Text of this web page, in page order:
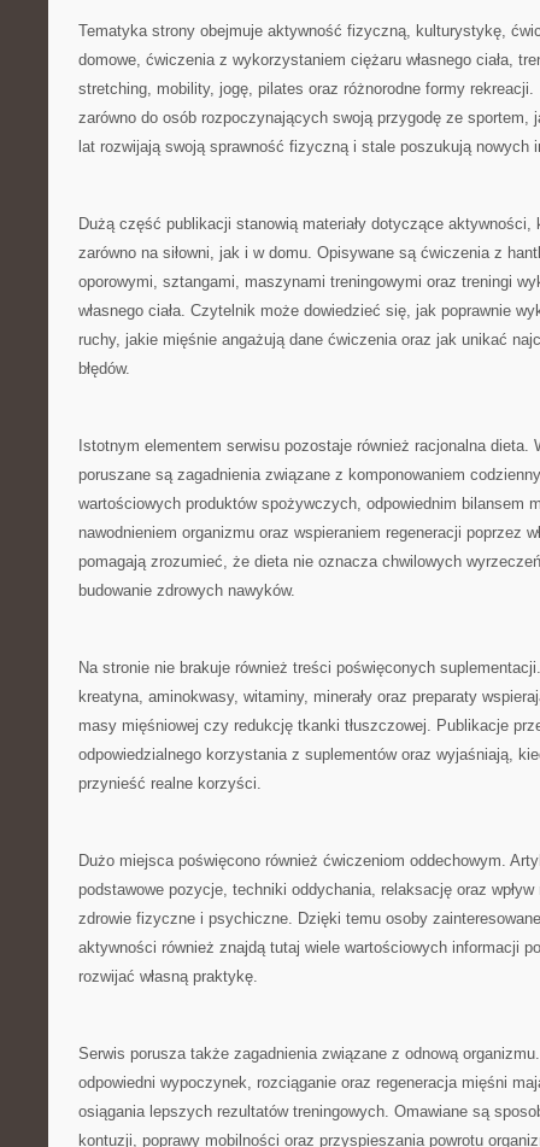
Tematyka strony obejmuje aktywność fizyczną, kulturystykę,
domowe, ćwiczenia z wykorzystaniem ciężaru własnego ciała,
stretching, mobility, jogę, pilates oraz różnorodne formy
zarówno do osób rozpoczynających swoją przygodę ze sportem,
lat rozwijają swoją sprawność fizyczną i stale poszukują nowych
Dużą część publikacji stanowią materiały dotyczące aktywności,
zarówno na siłowni, jak i w domu. Opisywane są ćwiczenia z
oporowymi, sztangami, maszynami treningowymi oraz treningi
własnego ciała. Czytelnik może dowiedzieć się, jak poprawnie
ruchy, jakie mięśnie angażują dane ćwiczenia oraz jak unikać
błędów.
Istotnym elementem serwisu pozostaje również racjonalna dieta.
poruszane są zagadnienia związane z komponowaniem
wartościowych produktów spożywczych, odpowiednim bilansem
nawodnieniem organizmu oraz wspieraniem regeneracji poprzez
pomagają zrozumieć, że dieta nie oznacza chwilowych
budowanie zdrowych nawyków.
Na stronie nie brakuje również treści poświęconych
kreatyna, aminokwasy, witaminy, minerały oraz preparaty
masy mięśniowej czy redukcję tkanki tłuszczowej. Publikacje
odpowiedzialnego korzystania z suplementów oraz wyjaśniają,
przynieść realne korzyści.
Dużo miejsca poświęcono również ćwiczeniom oddechowym.
podstawowe pozycje, techniki oddychania, relaksację oraz
zdrowie fizyczne i psychiczne. Dzięki temu osoby
aktywności również znajdą tutaj wiele wartościowych informacji
rozwijać własną praktykę.
Serwis porusza także zagadnienia związane z odnową
odpowiedni wypoczynek, rozciąganie oraz regeneracja mięśni
osiągania lepszych rezultatów treningowych. Omawiane są
kontuzji, poprawy mobilności oraz przyspieszania powrotu